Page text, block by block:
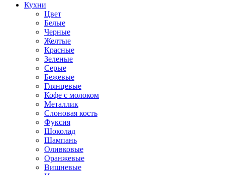
Кухни
Цвет
Белые
Черные
Желтые
Красные
Зеленые
Серые
Бежевые
Глянцевые
Кофе с молоком
Металлик
Слоновая кость
Фуксия
Шоколад
Шампань
Оливковые
Оранжевые
Вишневые